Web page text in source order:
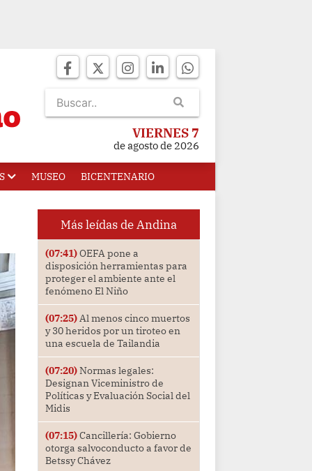
VIERNES 7
de agosto de 2026
MUSEO BICENTENARIO
Más leídas de Andina
(07:41)OEFA pone a
disposición herramientas para
proteger el ambiente ante el
fenómeno El Niño
(07:25)Al menos cinco muertos
y 30 heridos por un tiroteo en
una escuela de Tailandia
(07:20)Normas legales:
Designan Viceministro de
Políticas y Evaluación Social del
Midis
(07:15)Cancillería: Gobierno
otorga salvoconducto a favor de
Betssy Chávez